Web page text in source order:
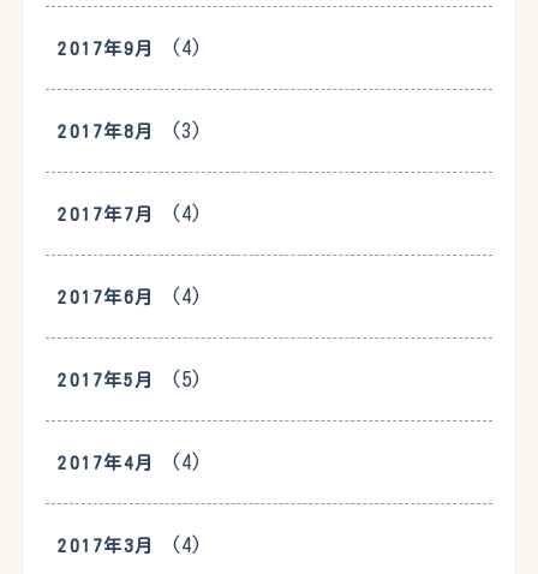
2017年9月 (4)
2017年8月 (3)
2017年7月 (4)
2017年6月 (4)
2017年5月 (5)
2017年4月 (4)
2017年3月 (4)